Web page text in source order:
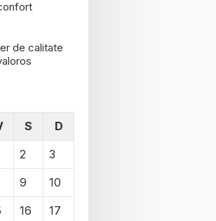
de calitate
S
D
2
3
9
10
16 17